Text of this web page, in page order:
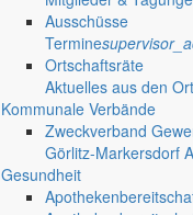
Ausschüsse
Termine
Ortschaftsräte
Aktuelles aus den
Kommunale Verbände
Zweckverband
Görlitz-Markersdorf
Gesundheit